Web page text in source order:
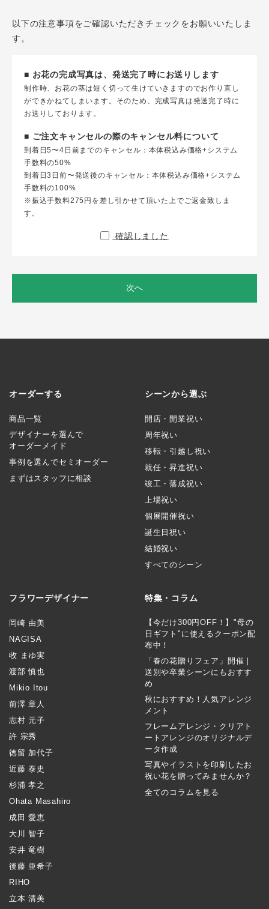
以下の注意事項をご確認いただきチェックをお願いいたしま
す。
■ お花の完成写真は、発送完了時にお送りします
制作時、お花の茎は短く切って生けていきますのでお作り直し
ができかねてしまいます。そのため、完成写真は発送完了時に
お送りしております。
■ ご注文キャンセルの際のキャンセル料について
到着日5〜4日前までのキャンセル：本体税込み価格+システム
手数料の50%
到着日3日前〜発送後のキャンセル：本体税込み価格+システム
手数料の100%
※振込手数料275円を差し引かせて頂いた上でご返金致しま
す。
確認しました
次へ
オーダーする
商品一覧
デザイナーを選んで
オーダーメイド
事例を選んでセミオーダー
まずはスタッフに相談
シーンから選ぶ
開店・開業祝い
周年祝い
移転・引越し祝い
就任・昇進祝い
竣工・落成祝い
上場祝い
個展開催祝い
誕生日祝い
結婚祝い
すべてのシーン
フラワーデザイナー
岡崎 由美
NAGISA
牧 まゆ実
渡部 慎也
Mikio Itou
前澤 章人
志村 元子
許 宗秀
徳留 加代子
近藤 泰史
杉浦 孝之
Ohata Masahiro
成田 愛恵
大川 智子
安井 竜樹
後藤 亜希子
RIHO
立本 清美
特集・コラム
【今だけ300円OFF！】"母の
日ギフト"に使えるクーポン配
布中！
「春の花贈りフェア」開催｜
送別や卒業シーンにもおすす
め
秋におすすめ！人気アレンジ
メント
フレームアレンジ・クリアト
ートアレンジのオリジナルデ
ータ作成
写真やイラストを印刷したお
祝い花を贈ってみませんか？
全てのコラムを見る